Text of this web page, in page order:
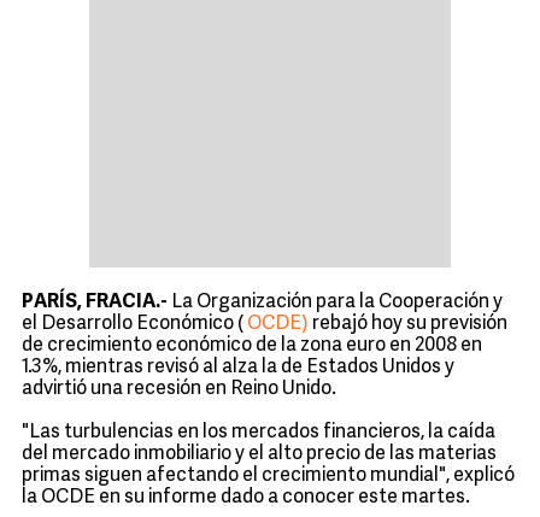
PARÍS, FRACIA.- La Organización para la Cooperación y
el Desarrollo Económico ( OCDE) rebajó hoy su previsión
de crecimiento económico de la zona euro en 2008 en
1.3%, mientras revisó al alza la de Estados Unidos y
advirtió una recesión en Reino Unido.
"Las turbulencias en los mercados financieros, la caída
del mercado inmobiliario y el alto precio de las materias
primas siguen afectando el crecimiento mundial", explicó
la OCDE en su informe dado a conocer este martes.